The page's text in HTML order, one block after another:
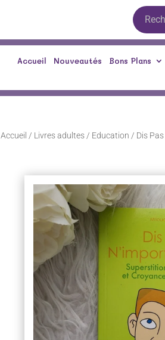
Accueil Nouveautés Bons Plans
Accueil / Livres adultes / Education / Dis